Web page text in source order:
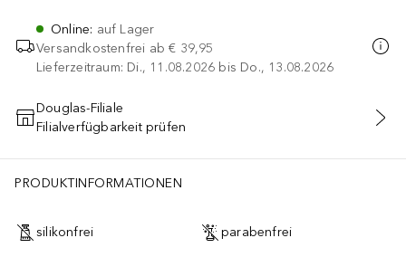
Online: auf Lager
Versandkostenfrei ab € 39,95
Lieferzeitraum: Di., 11.08.2026 bis Do., 13.08.2026
IN DEN WARENKORB
Douglas-Filiale
Filialverfügbarkeit prüfen
PRODUKTINFORMATIONEN
silikonfrei parabenfrei